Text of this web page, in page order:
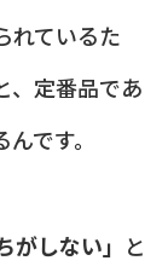
れているた
、定番品であ
です。
がしない」 と